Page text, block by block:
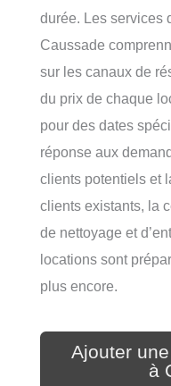
durée. Les services
Caussade
sur les canaux de
du prix de chaque
pour des dates
réponse aux
clients potentiels et
clients existants, la
de nettoyage et
locations sont
plus encore.
Ajouter
à